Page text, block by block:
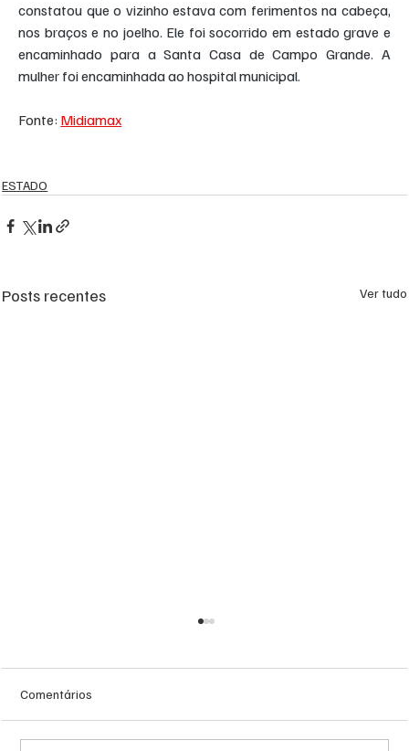
constatou que o vizinho estava com ferimentos na cabeça,
nos braços e no joelho. Ele foi socorrido em estado grave e
encaminhado para a Santa Casa de Campo Grande. A
mulher foi encaminhada ao hospital municipal.
Fonte: Midiamax
ESTADO
Posts recentes Ver tudo
Comentários